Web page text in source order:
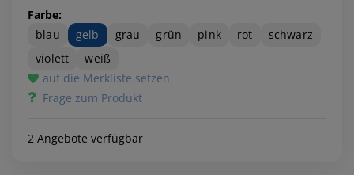
Farbe:
blau
gelb grau grün pink rot
schwarz
violett
weiß
auf die Merkliste setzen
Frage zum Produkt
2 Angebote verfügbar